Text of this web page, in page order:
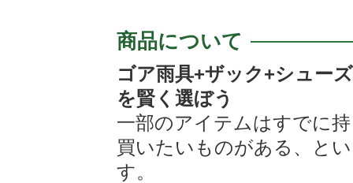
商品について
ゴア雨具+ザック+シュー
を賢く選ぼう
一部のアイテムはすでに
買いたいものがある、と
す。